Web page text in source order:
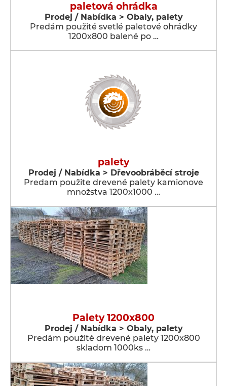
paletová ohrádka
Prodej / Nabídka > Obaly, palety
Predám použité svetlé paletové ohrádky
1200x800 balené po …
palety
Prodej / Nabídka > Dřevoobráběcí stroje
Predam použite drevené palety kamionove
množstva 1200x1000 …
Palety 1200x800
Prodej / Nabídka > Obaly, palety
Predám použité drevené palety 1200x800
skladom 1000ks …